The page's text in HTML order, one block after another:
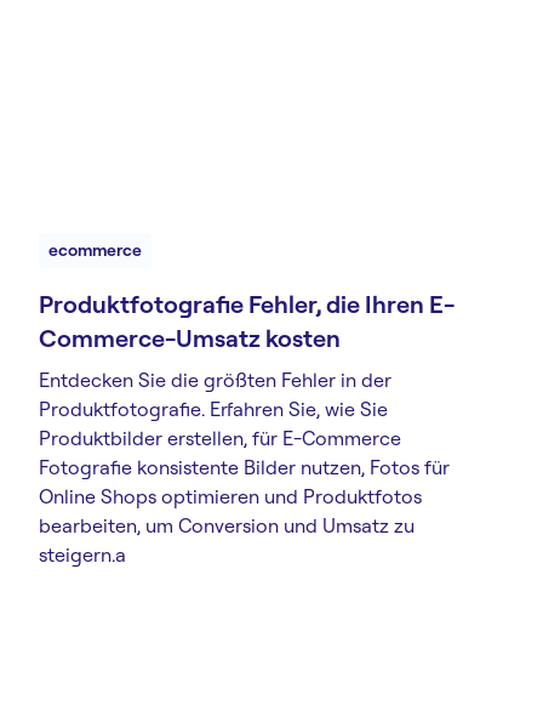
ecommerce
Produktfotografie Fehler, die Ihren E-
Commerce-Umsatz kosten
Entdecken Sie die größten Fehler in der
Produktfotografie. Erfahren Sie, wie Sie
Produktbilder erstellen, für E-Commerce
Fotografie konsistente Bilder nutzen, Fotos für
Online Shops optimieren und Produktfotos
bearbeiten, um Conversion und Umsatz zu
steigern.a